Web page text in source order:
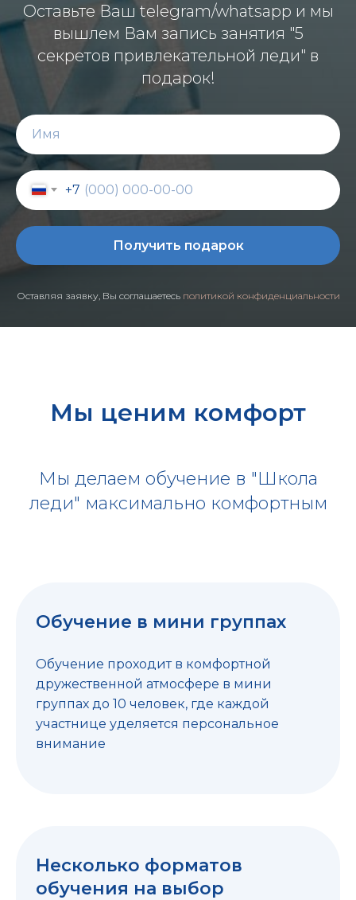
Оставьте Ваш telegram/whatsapp и мы
вышлем Вам запись занятия "5
секретов привлекательной леди" в
подарок!
+7
Получить подарок
Оставляя заявку, Вы соглашаетесь политикой конфиденциальности
Мы ценим комфорт
Мы делаем обучение в "Школа
леди" максимально комфортным
Обучение в мини группах
Обучение проходит в комфортной
дружественной атмосфере в мини
группах до 10 человек, где каждой
участнице уделяется персональное
внимание
Несколько форматов
обучения на выбор